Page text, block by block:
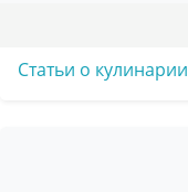
Статьи о кулинарии